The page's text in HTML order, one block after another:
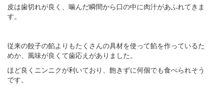
皮は歯切れが良く、噛んだ瞬間から口の中に肉汁があふれてきま
す。
従来の餃子の餡よりもたくさんの具材を使って餡を作っているた
めか、風味が良くて歯応えがありました。
ほど良くニンニクが利いており、飽きずに何個でも食べられそう
です。